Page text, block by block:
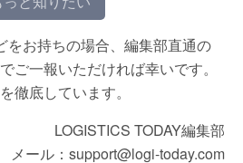
をお持ちの場合、編集部直通の
ご一報いただければ幸いです。
徹底しています。
LOGISTICS TODAY編集部
メール：support@logi-today.com